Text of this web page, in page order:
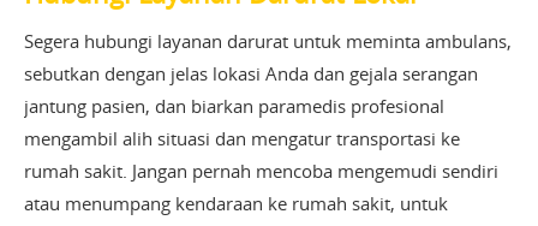
Segera hubungi layanan darurat untuk meminta ambulans,
sebutkan dengan jelas lokasi Anda dan gejala serangan
jantung pasien, dan biarkan paramedis profesional
mengambil alih situasi dan mengatur transportasi ke
rumah sakit. Jangan pernah mencoba mengemudi sendiri
atau menumpang kendaraan ke rumah sakit, untuk